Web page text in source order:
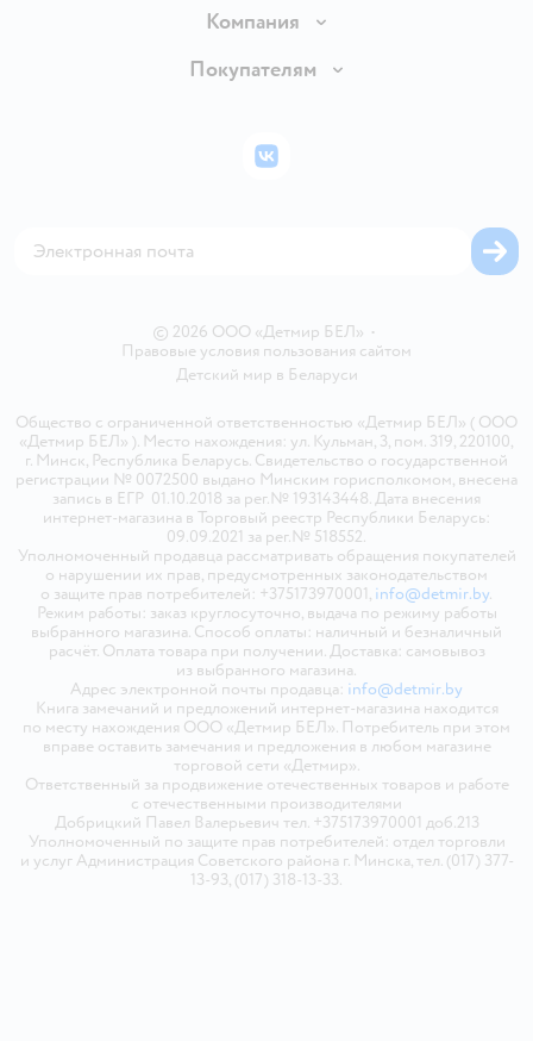
Доставка и оплата
Правила продажи
Политика использования файлов cookie
Компания
Вакансии
Покупателям
Бонусные карты
© 2026 ООО «Детмир БЕЛ» •
Правовые условия пользования сайтом
Детский мир в Беларуси
Общество с ограниченной ответственностью «Детмир БЕЛ» ( ООО
«Детмир БЕЛ» ). Место нахождения: ул. Кульман, 3, пом. 319, 220100,
г. Минск, Республика Беларусь. Свидетельство о государственной
регистрации № 0072500 выдано Минским горисполкомом, внесена
запись в ЕГР 01.10.2018 за рег.№ 193143448. Дата внесения
интернет-магазина в Торговый реестр Республики Беларусь:
09.09.2021 за рег.№ 518552.
Уполномоченный продавца рассматривать обращения покупателей
о нарушении их прав, предусмотренных законодательством
о защите прав потребителей: +375173970001, info@detmir.by.
Режим работы: заказ круглосуточно, выдача по режиму работы
выбранного магазина. Способ оплаты: наличный и безналичный
расчёт. Оплата товара при получении. Доставка: самовывоз
из выбранного магазина.
Адрес электронной почты продавца: info@detmir.by
Книга замечаний и предложений интернет-магазина находится
по месту нахождения ООО «Детмир БЕЛ». Потребитель при этом
вправе оставить замечания и предложения в любом магазине
торговой сети «Детмир».
Ответственный за продвижение отечественных товаров и работе
с отечественными производителями
Добрицкий Павел Валерьевич тел. +375173970001 доб.213
Уполномоченный по защите прав потребителей: отдел торговли
и услуг Администрация Советского района г. Минска, тел. (017) 377-
13-93, (017) 318-13-33.
ВКонтакте